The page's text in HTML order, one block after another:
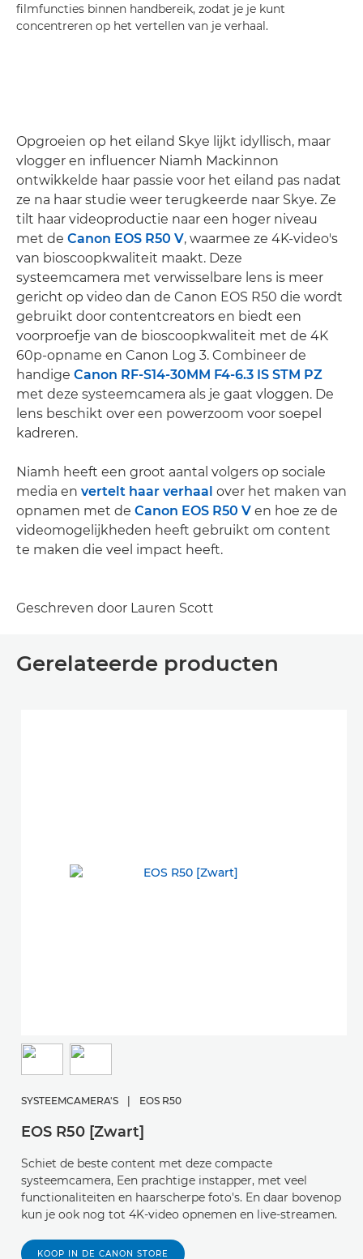
filmfuncties binnen handbereik, zodat je je kunt
concentreren op het vertellen van je verhaal.
Opgroeien op het eiland Skye lijkt idyllisch, maar
vlogger en influencer Niamh Mackinnon
ontwikkelde haar passie voor het eiland pas nadat
ze na haar studie weer terugkeerde naar Skye. Ze
tilt haar videoproductie naar een hoger niveau
met de Canon EOS R50 V, waarmee ze 4K-video's
van bioscoopkwaliteit maakt. Deze
systeemcamera met verwisselbare lens is meer
gericht op video dan de Canon EOS R50 die wordt
gebruikt door contentcreators en biedt een
voorproefje van de bioscoopkwaliteit met de 4K
60p-opname en Canon Log 3. Combineer de
handige Canon RF-S14-30MM F4-6.3 IS STM PZ
met deze systeemcamera als je gaat vloggen. De
lens beschikt over een powerzoom voor soepel
kadreren.
Niamh heeft een groot aantal volgers op sociale
media en vertelt haar verhaal over het maken van
opnamen met de Canon EOS R50 V en hoe ze de
videomogelijkheden heeft gebruikt om content
te maken die veel impact heeft.
Geschreven door Lauren Scott
Gerelateerde producten
SYSTEEMCAMERA'S | EOS R50
EOS R50 [Zwart]
Schiet de beste content met deze compacte
systeemcamera, Een prachtige instapper, met veel
functionaliteiten en haarscherpe foto's. En daar bovenop
kun je ook nog tot 4K-video opnemen en live-streamen.
KOOP IN DE CANON STORE